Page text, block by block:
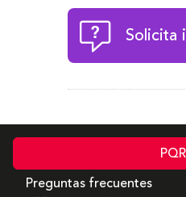
Solicita
Preguntas frecuentes